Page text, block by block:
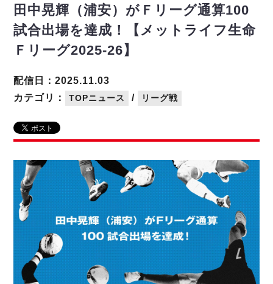
メディア情報
フットサル日本代表
その他
戦績表
警告・退場・出場停止選手
個人ランキング｜ゴール
個人ランキング｜シュート
個人ランキング｜シュート成功率
個人ランキング｜第2PK
メットライフ生命Ｆ２リーグ
順位表
戦績表
警告・退場・出場停止選手
個人ランキング｜ゴール
個人ランキング｜シュート
個人ランキング｜シュート成功率
個人ランキング｜第2PK
エスポラーダ北海道
バルドラール浦安
フウガドールすみだ
立川アスレティックFC
ペスカドーラ町田
ボアルース長野
シュライカー大阪
ボルクバレット北九州
バサジィ大分
メットライフ生命Ｆ２リーグ
ヴォスクオーレ仙台
マルバ水戸FC
アリーナ情報 ARENA
リーグ概要 ABOUT US
リーグ概要
大会概要
リーグ要項
クラブライセンス関連
アリーナ観戦マナー&ルール
過去の記録
過去の試合記録
ディビジョン1 試合記録
ディビジョン2 試合記録
Ｆリーグカップ 試合記録
リーグ統計データ
プロジェクト PROJECT
ABeam AWARD
DIVISION 01
田中晃輝（浦安）がＦリーグ通算100
試合出場を達成！【メットライフ生命
Ｆリーグ2025-26】
カテゴリ： TOPニュース / リーグ戦
配信日：2025.11.03